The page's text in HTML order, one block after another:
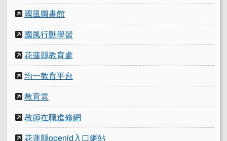
國風圖書館
國風行動學習
花蓮縣教育處
均一教育平台
教育雲
教師在職進修網
花蓮縣openid入口網站